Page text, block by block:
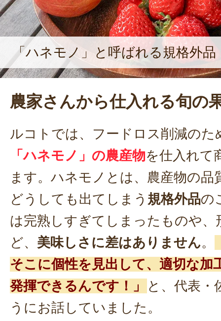
「ハネモノ」と呼ばれる規格外品
農家さんから仕入れる旬の
ルコトでは、フードロス削減のた
「ハネモノ」の農産物を仕入れて
ます。ハネモノとは、農産物の品
どうしても出てしまう 規格外品の
は完熟しすぎてしまったものや、
ど、 美味しさに差はありません。
そこに個性を見出して、適切な加
発揮できるんです！」
と、代表・
うにお話していました。